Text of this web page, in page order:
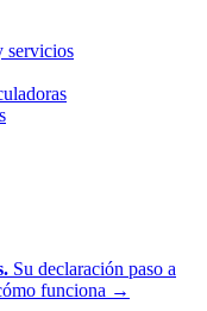
servicios
Su declaración paso a
funciona →